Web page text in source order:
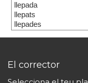
llepada
llepats
llepades
El corrector